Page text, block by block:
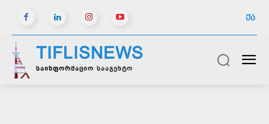
ᲥᲐ
TIFLISNEWS
საინფორმაციო სააგენტო